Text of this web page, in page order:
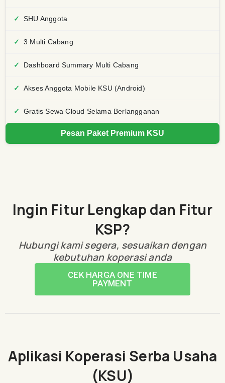
SHU Anggota
3 Multi Cabang
Dashboard Summary Multi Cabang
Akses Anggota Mobile KSU (Android)
Gratis Sewa Cloud Selama Berlangganan
Pesan Paket Premium KSU
Ingin Fitur Lengkap dan Fitur
KSP?
Hubungi kami segera, sesuaikan dengan
kebutuhan koperasi anda
CEK HARGA ONE TIME
PAYMENT
Aplikasi Koperasi Serba Usaha
(KSU)